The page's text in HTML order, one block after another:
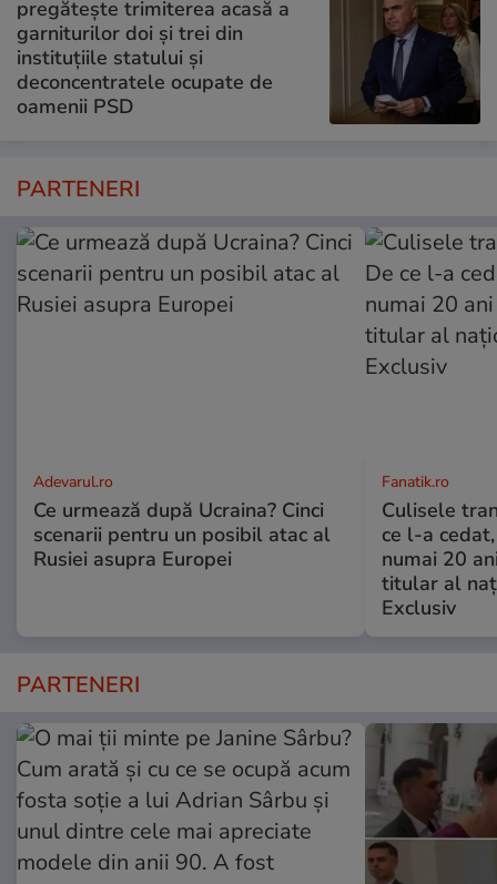
pregătește trimiterea acasă a
garniturilor doi și trei din
instituțiile statului și
deconcentratele ocupate de
oamenii PSD
PARTENERI
Adevarul.ro
Ce urmează după Ucraina? Cinci
scenarii pentru un posibil atac al
Rusiei asupra Europei
Fanatik.ro
Culisele
ce l-a
numai 20
titular al
Exclusiv
PARTENERI